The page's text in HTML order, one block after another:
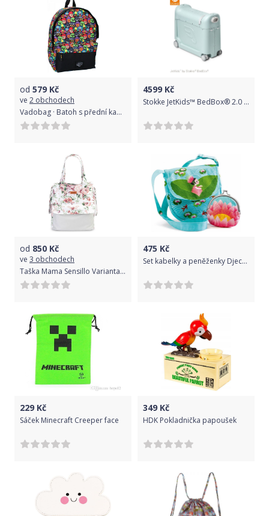
od 579 Kč
ve 2 obchodech
Vadobag · Batoh s přední kapsou Brawl Stars
4599 Kč
Stokke JetKids™ BedBox® 2.0 - dětské zavazadlo s lůžkem, Green Aurora
od 850 Kč
ve 3 obchodech
Taška Mama Sensillo Varianta: zelená louka - dle obrázku
475 Kč
Set kabelky a peněženky Djeco - v leknínu uni
229 Kč
Sáček Minecraft Creeper face
349 Kč
HDK Pokladnička papoušek